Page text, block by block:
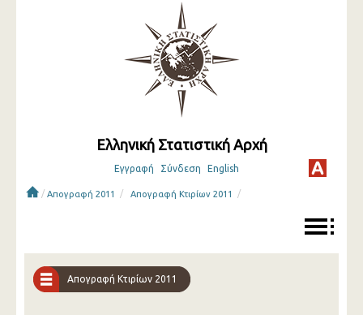
Ελληνική Στατιστική Αρχή
Εγγραφή Σύνδεση English
/ Απογραφή 2011 / Απογραφή Κτιρίων 2011 /
Απογραφή Κτιρίων 2011